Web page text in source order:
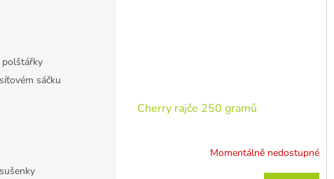
polštářky
sáčku
Cherry rajče 250 gramů
Momentálně nedostupné